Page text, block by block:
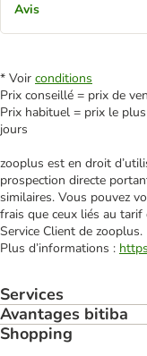
Avis
* Voir conditions
Prix conseillé = prix de
Prix habituel = prix le
jours
zooplus est en droit
prospection directe
similaires. Vous pouvez
frais que ceux liés au
Service Client de zooplus.
Plus d’informations :
Services
Avantages bitiba
Shopping